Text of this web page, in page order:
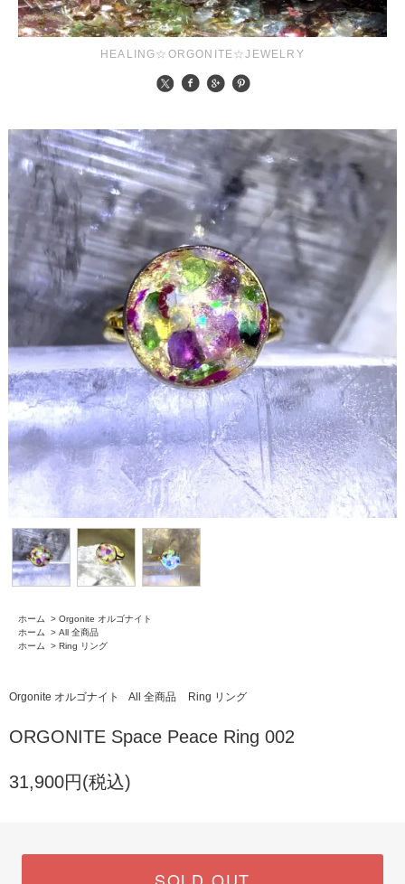
HEALING☆ORGONITE☆JEWELRY
ホーム > Orgonite オルゴナイト
ホーム
> All 全商品
ホーム
> Ring リング
Orgonite オルゴナイト All 全商品 Ring リング
ORGONITE Space Peace Ring 002
31,900円(税込)